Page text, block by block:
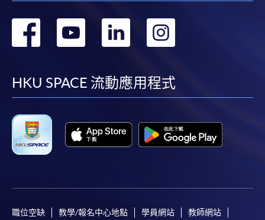
轉
facebook
轉
youtube
轉
linkedin
HKU SPACE 流動應用程式
職位空缺 教學/報名中心地點 學員網站 教師網站